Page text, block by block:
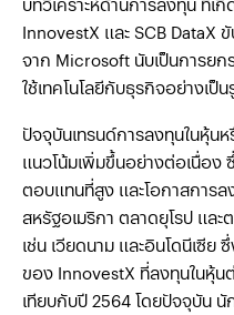
InnovestX และ SCB DataX
จาก Microsoft นับเป็นการยก
ใช้เทคโนโลยีกับธุรกิจอย่างเป็น
ปัจจุบันเทรนด์การลงทุนในหุ้น
แนวโน้มเพิ่มขึ้นอย่างต่อเนื่อง
ตอบแทนที่สูง และโอกาสการล
สหรัฐอเมริกา ตลาดยุโรป แล
เช่น เวียดนาม และอินโดนีเซี
ของ InnovestX ที่ลงทุนในหุ้นต่
เทียบกับปี 2564 โดยปัจจุบัน